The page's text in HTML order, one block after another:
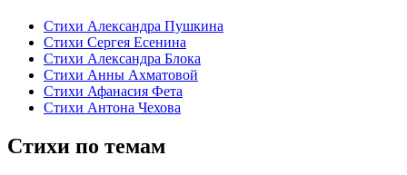
Стихи Александра Пушкина
Стихи Сергея Есенина
Стихи Александра Блока
Стихи Анны Ахматовой
Стихи Афанасия Фета
Стихи Антона Чехова
Стихи по темам